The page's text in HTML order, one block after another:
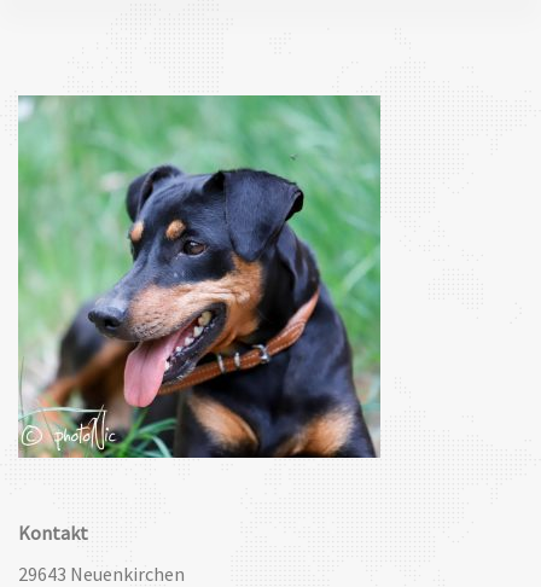
Kontakt
29643 Neuenkirchen